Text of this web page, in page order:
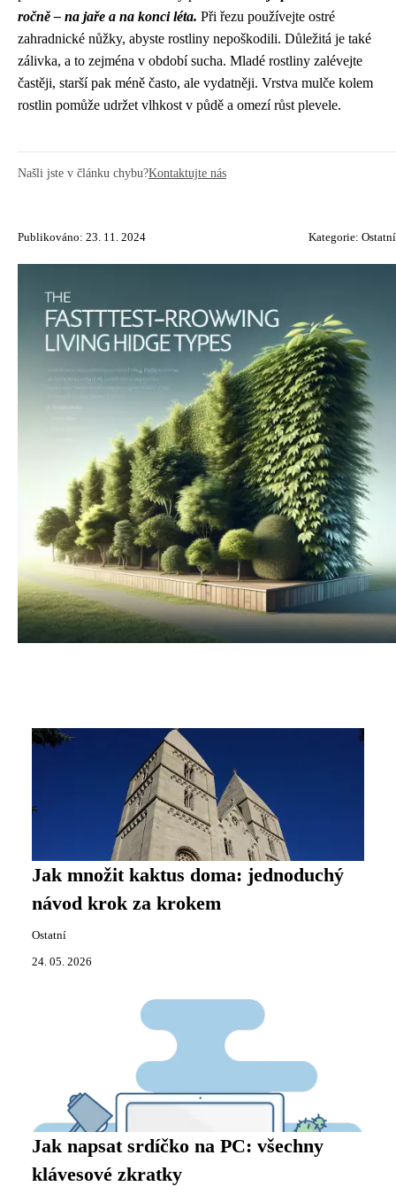
ročně – na jaře a na konci léta. Při řezu používejte ostré
zahradnické nůžky, abyste rostliny nepoškodili. Důležitá je také
zálivka, a to zejména v období sucha. Mladé rostliny zalévejte
častěji, starší pak méně často, ale vydatněji. Vrstva mulče kolem
rostlin pomůže udržet vlhkost v půdě a omezí růst plevele.
Našli jste v článku chybu?Kontaktujte nás
Publikováno: 23. 11. 2024 Kategorie: Ostatní
Jak množit kaktus doma: jednoduchý
návod krok za krokem
Ostatní
24. 05. 2026
Jak napsat srdíčko na PC: všechny
klávesové zkratky